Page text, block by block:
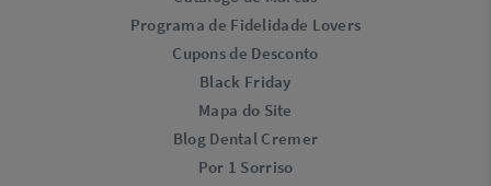
Programa de Fidelidade Lovers​
Cupons de Desconto
Black Friday
Mapa do Site
Blog Dental Cremer
Por 1 Sorriso